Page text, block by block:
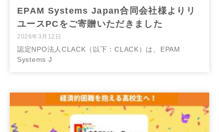
EPAM Systems Japan合同会社様よりリ
ユースPCをご寄贈いただきました
2026年3月12日
認定NPO法人CLACK（以下：CLACK）は、EPAM
Systems J